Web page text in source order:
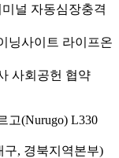
널 자동심장충격
닝사이트 라이프온
사회공헌 협약
고(Nurugo) L330
, 경북지역본부)